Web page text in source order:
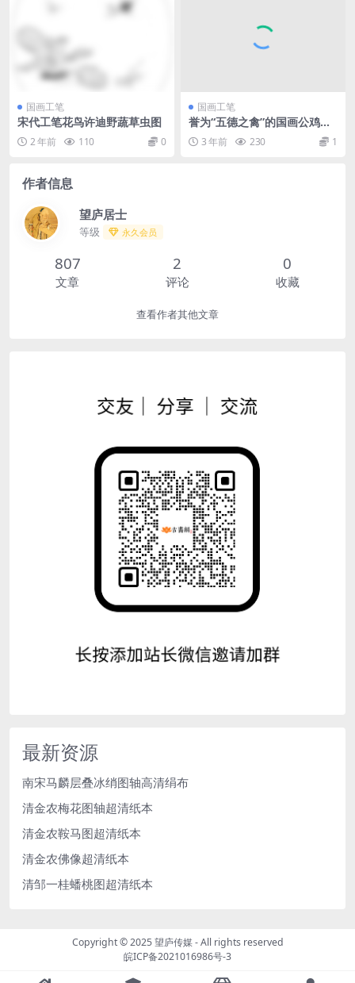
国画工笔
宋代工笔花鸟许迪野蔬草虫图
2 年前 110 0
国画工笔
誉为“五德之禽”的国画公鸡合
集 3 年前 230 1
作者信息
望庐居士
等级 永久会员
807
文章
2
评论
0
收藏
查看作者其他文章
最新资源
南宋马麟层叠冰绡图轴高清绢布
清金农梅花图轴超清纸本
清金农鞍马图超清纸本
清金农佛像超清纸本
清邹一桂蟠桃图超清纸本
Copyright © 2025望庐传媒- All rights reserved
皖ICP备2021016986号-3